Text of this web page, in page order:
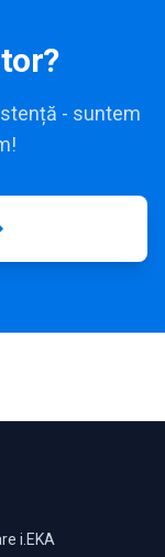
- suntem
i.EKA